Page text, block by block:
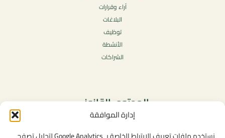
إدارة الموافقة
آراء وقرارات
البلاغات
توظيف
الأنشطة
الشراكات
المحتوى القانوني
سياسة الخصوصية
شروط الاستخدام العامة